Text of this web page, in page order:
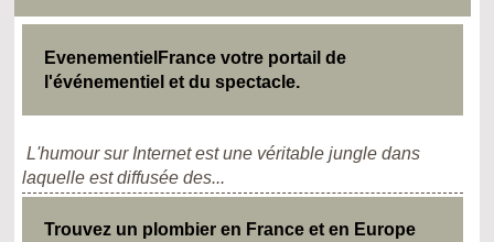
EvenementielFrance votre portail de
l'événementiel et du spectacle.
L'humour sur Internet est une véritable jungle dans
laquelle est diffusée des...
Trouvez un plombier en France et en Europe